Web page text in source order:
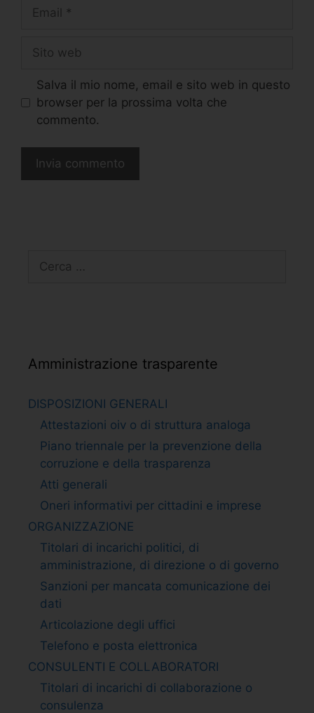
Salva il mio nome, email e sito web in questo
browser per la prossima volta che
commento.
Amministrazione trasparente
DISPOSIZIONI GENERALI
Attestazioni oiv o di struttura analoga
Piano triennale per la prevenzione della
corruzione e della trasparenza
Atti generali
Oneri informativi per cittadini e imprese
ORGANIZZAZIONE
Titolari di incarichi politici, di
amministrazione, di direzione o di governo
Sanzioni per mancata comunicazione dei
dati
Articolazione degli uffici
Telefono e posta elettronica
CONSULENTI E COLLABORATORI
Titolari di incarichi di collaborazione o
consulenza